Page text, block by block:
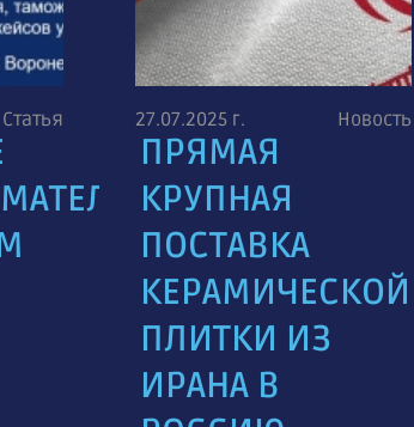
Статья 27.07.2025 г. Новость
ПРЯМАЯ
КРУПНАЯ
ПОСТАВКА
КЕРАМИЧЕСКОЙ
ПЛИТКИ ИЗ
ИРАНА В